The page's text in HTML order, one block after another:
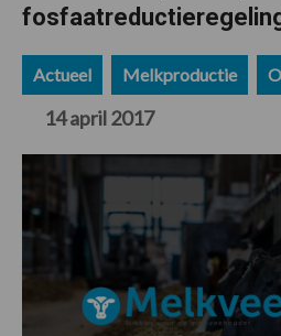
Actueel Melkproductie
14 april 2017